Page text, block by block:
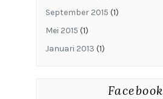
September 2015 (1)
Mei 2015 (1)
Januari 2013 (1)
Facebook